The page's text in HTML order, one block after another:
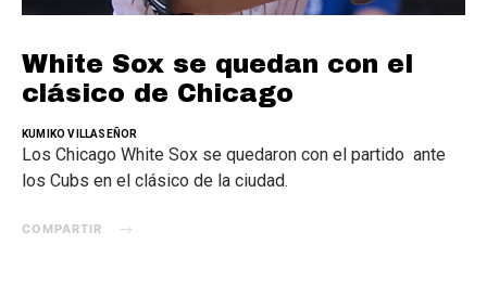
White Sox se quedan con el
clásico de Chicago
KUMIKO VILLASEÑOR
Los Chicago White Sox se quedaron con el partido ante
los Cubs en el clásico de la ciudad.
COMPARTIR